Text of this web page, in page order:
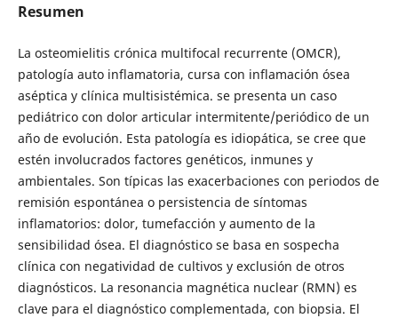
Resumen
La osteomielitis crónica multifocal recurrente (OMCR),
patología auto inflamatoria, cursa con inflamación ósea
aséptica y clínica multisistémica. se presenta un caso
pediátrico con dolor articular intermitente/periódico de un
año de evolución. Esta patología es idiopática, se cree que
estén involucrados factores genéticos, inmunes y
ambientales. Son típicas las exacerbaciones con periodos de
remisión espontánea o persistencia de síntomas
inflamatorios: dolor, tumefacción y aumento de la
sensibilidad ósea. El diagnóstico se basa en sospecha
clínica con negatividad de cultivos y exclusión de otros
diagnósticos. La resonancia magnética nuclear (RMN) es
clave para el diagnóstico complementada, con biopsia. El